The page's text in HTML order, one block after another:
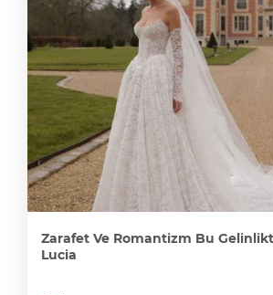
Zarafet Ve Romantizm Bu
Lucia